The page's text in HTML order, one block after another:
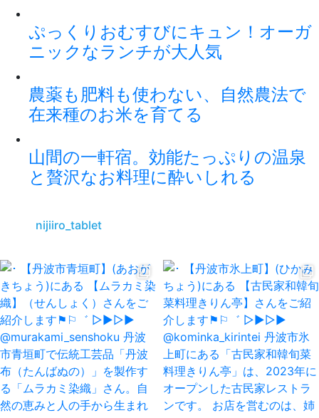
ぷっくりおむすびにキュン！オーガ
ニックなランチが大人気
農薬も肥料も使わない、自然農法で
在来種のお米を育てる
山間の一軒宿。効能たっぷりの温泉
と贅沢なお料理に酔いしれる
nijiiro_tablet